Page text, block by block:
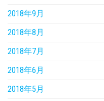
2018年9月
2018年8月
2018年7月
2018年6月
2018年5月